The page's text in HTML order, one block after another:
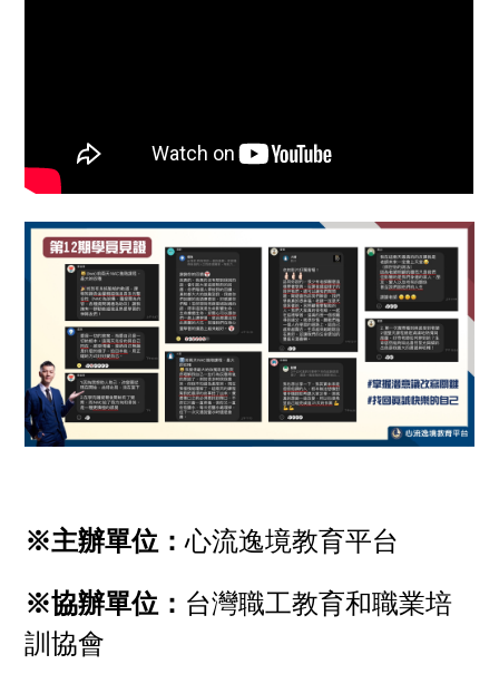
※主辦單位：心流逸境教育平台
※協辦單位： 台灣職工教育和職業培
訓協會